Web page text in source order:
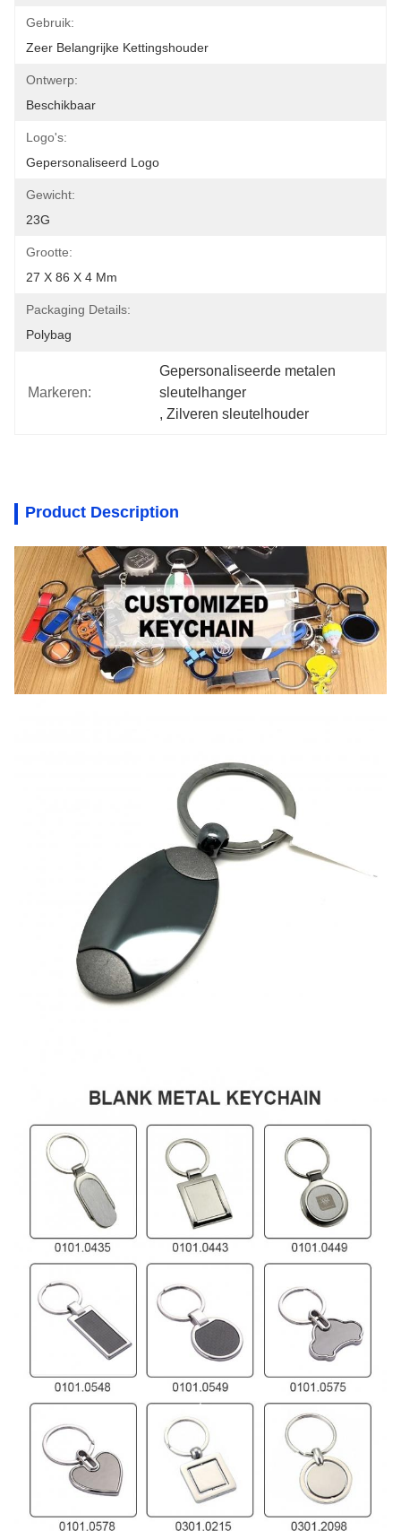
Gebruik:
Zeer Belangrijke Kettingshouder
Ontwerp:
Beschikbaar
Logo's:
Gepersonaliseerd Logo
Gewicht:
23G
Grootte:
27 X 86 X 4 Mm
Packaging Details:
Polybag
Markeren:
Gepersonaliseerde metalen
sleutelhanger
, Zilveren sleutelhouder
Product Description